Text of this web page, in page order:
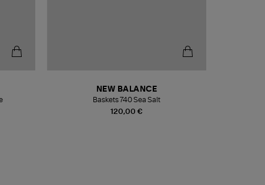
120,00 €
NEW BALANCE
Baskets 740 Sea Salt